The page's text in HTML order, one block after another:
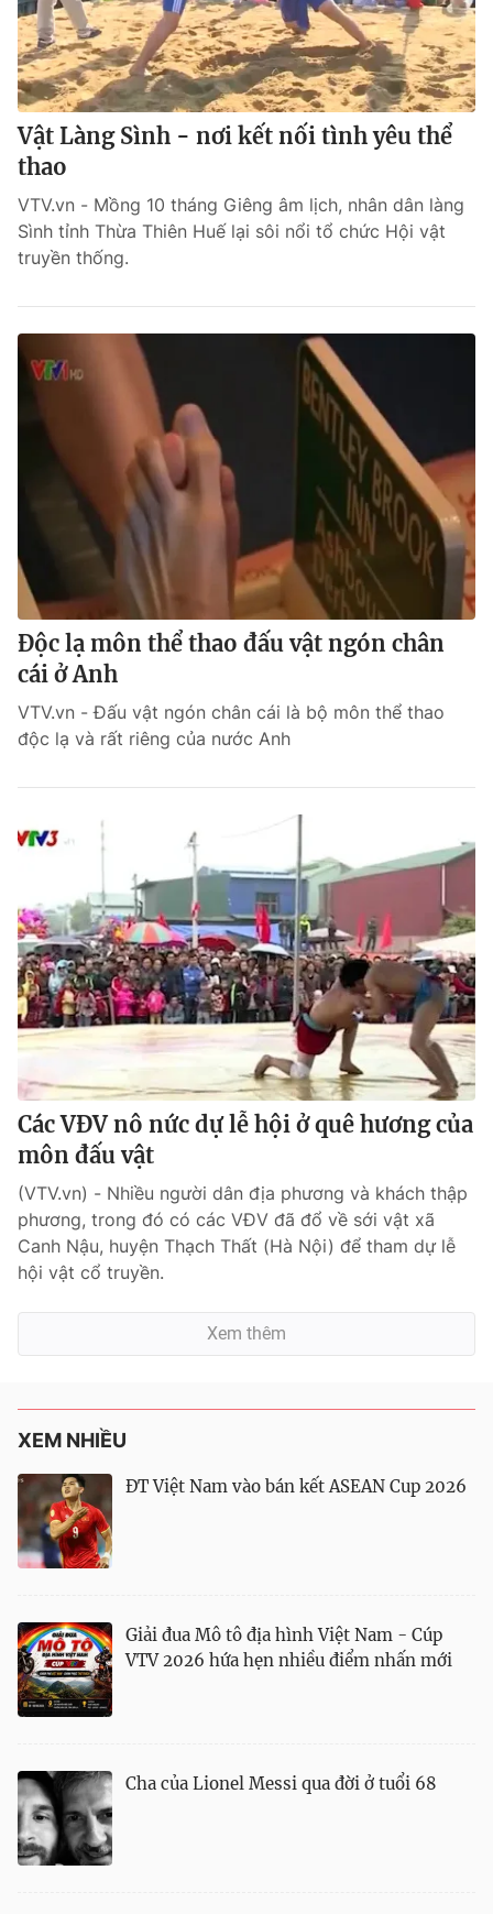
Vật Làng Sình - nơi kết nối tình yêu thể
thao
VTV.vn - Mồng 10 tháng Giêng âm lịch, nhân dân làng
Sình tỉnh Thừa Thiên Huế lại sôi nổi tổ chức Hội vật
truyền thống.
Độc lạ môn thể thao đấu vật ngón chân
cái ở Anh
VTV.vn - Đấu vật ngón chân cái là bộ môn thể thao
độc lạ và rất riêng của nước Anh
Các VĐV nô nức dự lễ hội ở quê hương của
môn đấu vật
(VTV.vn) - Nhiều người dân địa phương và khách thập
phương, trong đó có các VĐV đã đổ về sới vật xã
Canh Nậu, huyện Thạch Thất (Hà Nội) để tham dự lễ
hội vật cổ truyền.
Xem thêm
XEM NHIỀU
ĐT Việt Nam vào bán kết ASEAN Cup 2026
Giải đua Mô tô địa hình Việt Nam - Cúp
VTV 2026 hứa hẹn nhiều điểm nhấn mới
Cha của Lionel Messi qua đời ở tuổi 68